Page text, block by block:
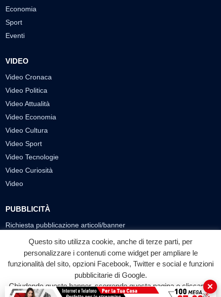
Economia
Sport
Eventi
VIDEO
Video Cronaca
Video Politica
Video Attualità
Video Economia
Video Cultura
Video Sport
Video Tecnologie
Video Curiosità
Video
PUBBLICITÀ
Richiesta pubblicazione articoli/banner
SEGUICI SUI SOCIAL
f
Facebook
◎ ▶
YouTube
Questo sito utilizza cookie, anche di terze parti, per
personalizzare i contenuti come widget per ampliare le
funzionalità del sito, opzioni Facebook, Twitter e social e funzioni
pubblicitarie di Google.
Chiudendo questo banner, scorrendo questa pagina o cliccando
×